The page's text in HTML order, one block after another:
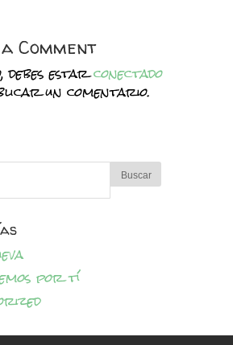
Comment
debes estarconectado
un comentario.
por tí